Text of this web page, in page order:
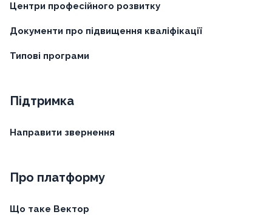
Центри професійного розвитку
Документи про підвищення кваліфікації
Типові програми
Підтримка
Направити звернення
Про платформу
Що таке Вектор